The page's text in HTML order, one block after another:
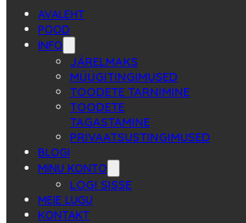
AVALEHT
POOD
INFO
JÄRELMAKS
MÜÜGITINGIMUSED
TOODETE TARNIMINE
TOODETE
TAGASTAMINE
PRIVAATSUSTINGIMUSED
BLOGI
MINU KONTO
LOGI SISSE
MEIE LUGU
KONTAKT